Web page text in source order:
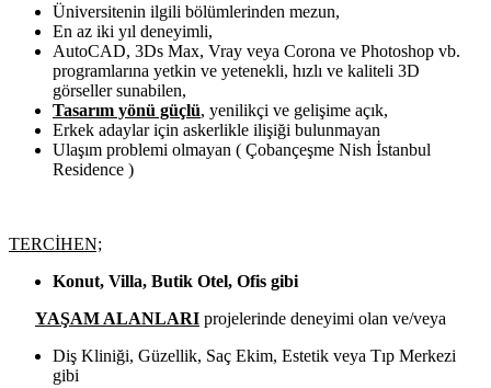
Üniversitenin ilgili bölümlerinden mezun,
En az iki yıl deneyimli,
AutoCAD, 3Ds Max, Vray veya Corona ve Photoshop vb.
programlarına yetkin ve yetenekli, hızlı ve kaliteli 3D
görseller sunabilen,
Tasarım yönü güçlü, yenilikçi ve gelişime açık,
Erkek adaylar için askerlikle ilişiği bulunmayan
Ulaşım problemi olmayan ( Çobançeşme Nish İstanbul
Residence )
TERCİHEN;
Konut, Villa, Butik Otel, Ofis gibi
YAŞAM ALANLARI projelerinde deneyimi olan ve/veya
Diş Kliniği, Güzellik, Saç Ekim, Estetik veya Tıp Merkezi
gibi